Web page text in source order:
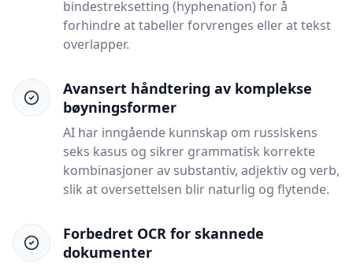
bindestreksetting (hyphenation) for å
forhindre at tabeller forvrenges eller at tekst
overlapper.
Avansert håndtering av komplekse
bøyningsformer
AI har inngående kunnskap om russiskens
seks kasus og sikrer grammatisk korrekte
kombinasjoner av substantiv, adjektiv og verb,
slik at oversettelsen blir naturlig og flytende.
Forbedret OCR for skannede
dokumenter